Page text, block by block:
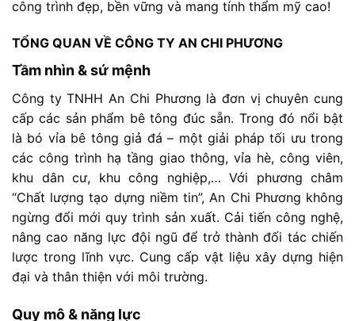
công trình đẹp, bền vững và mang tính thẩm mỹ cao!
TỔNG QUAN VỀ CÔNG TY AN CHI PHƯƠNG
Tầm nhìn &sứ mệnh
Công tyTNHH An Chi Phương là đơn vịchuyêncung
cấpcác sản phẩm bêtông đúc sẵn. Trongđó nổi bật
là bó vỉa bê tônggiả đá – mộtgiải pháptối ưutrong
các công trình hạ tầng giaothông,vỉa hè,côngviên,
khu dân cư, khu công nghiệp,… Với phương châm
“Chất lượngtạo dựng niềmtin”, An Chi Phương không
ngừngđổi mớiquytrình sản xuất. Cải tiến công nghệ,
nângcao năng lực đội ngũđể trở thànhđối tácchiến
lược trong lĩnh vực. Cung cấp vật liệu xây dựng hiện
đại và thân thiện với môi trường.
Quy mô & năng lực